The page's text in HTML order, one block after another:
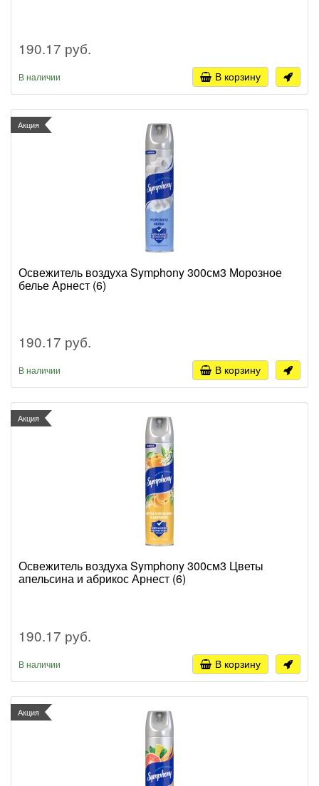
190.17 руб.
В наличии В корзину
Акция
Освежитель воздуха Symphony 300см3 Морозное
белье Арнест (6)
190.17 руб.
В наличии В корзину
Акция
Освежитель воздуха Symphony 300см3 Цветы
апельсина и абрикос Арнест (6)
190.17 руб.
В наличии В корзину
Акция